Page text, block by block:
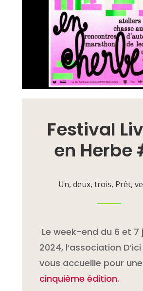
Festival
en Herbe
Un, deux, trois, Prêt,
Le week-end du 6 et 7
2024, l‘association
vous accueille pour une
cinquième édition.